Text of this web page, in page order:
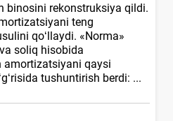
binosini rekonstruksiya qildi.
teng
qoʻllaydi. «Norma»
soliq hisobida
amortizatsiyani qaysi
tushuntirish berdi: ...